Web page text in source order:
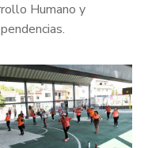
Humano y